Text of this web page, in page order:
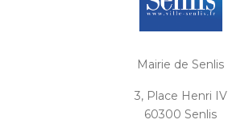
Mairie de Senlis
3, Place Henri IV
60300 Senlis